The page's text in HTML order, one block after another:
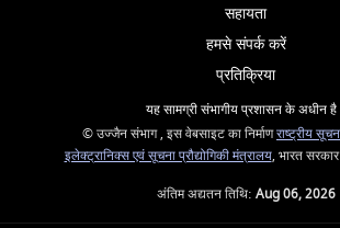
सहायता
हमसे संपर्क करें
प्रतिक्रिया
यह सामग्री संभागीय प्रशासन के अधीन
© उज्जैन संभाग , इस वेबसाइट का निर्माणराष्ट्रीय
इलेक्ट्रानिक्स एवं सूचना प्रौद्योगिकी मंत्रालय, भारत सरकार
अंतिम अद्यतन तिथि: Aug 06, 2026